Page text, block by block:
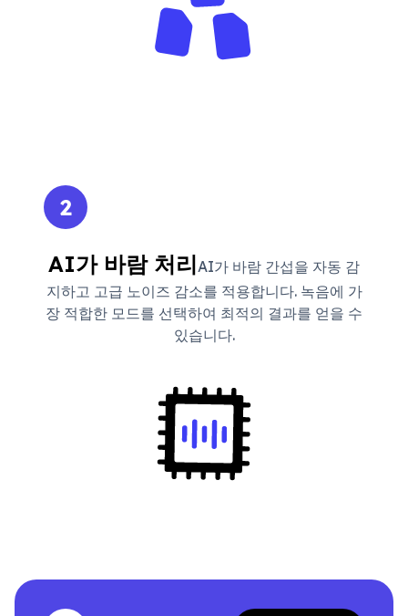
2
AI가 바람 처리AI가 바람 간섭을 자동 감
지하고 고급 노이즈 감소를 적용합니다. 녹음에 가
장 적합한 모드를 선택하여 최적의 결과를 얻을 수
있습니다.